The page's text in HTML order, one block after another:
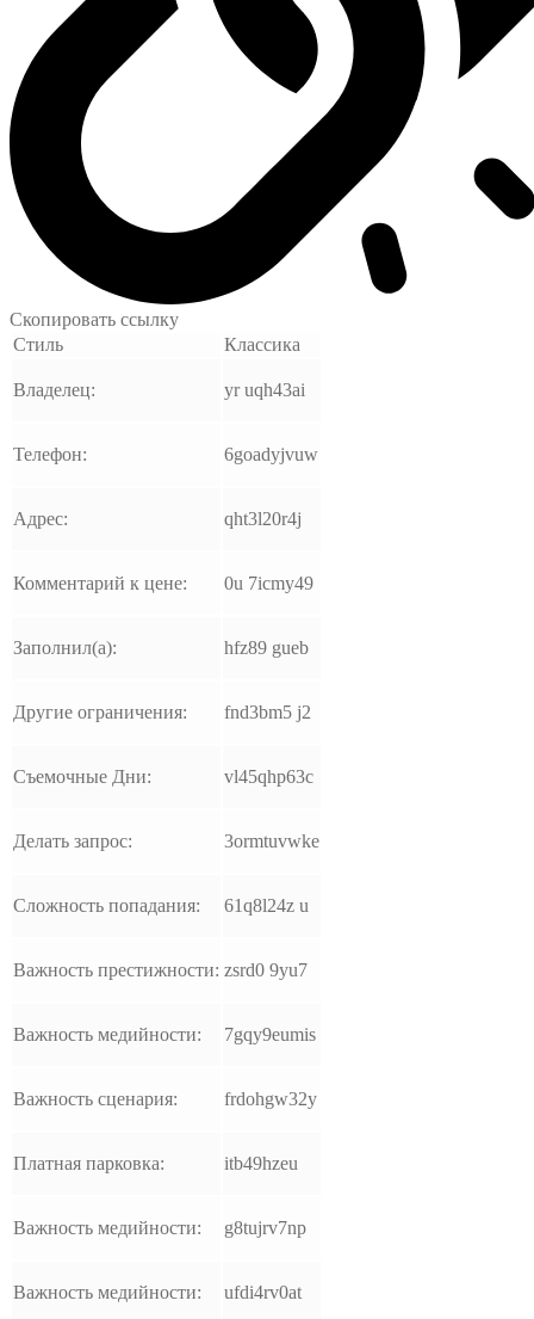
Скопировать ссылку
Стиль
Классика
Владелец: yr uqh43ai
Телефон: 6goadyjvuw
Адрес: qht3l20r4j
Комментарий к цене: 0u 7icmy49
Заполнил(а): hfz89 gueb
Другие ограничения: fnd3bm5 j2
Съемочные Дни: vl45qhp63c
Делать запрос: 3ormtuvwke
Сложность попадания: 61q8l24z u
Важность престижности: zsrd0 9yu7
Важность медийности: 7gqy9eumis
Важность сценария: frdohgw32y
Платная парковка: itb49hzeu
Важность медийности: g8tujrv7np
Важность медийности: ufdi4rv0at